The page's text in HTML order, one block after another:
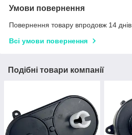
Умови повернення
Повернення товару впродовж 14
Всі умови повернення
Подібні товари компанії